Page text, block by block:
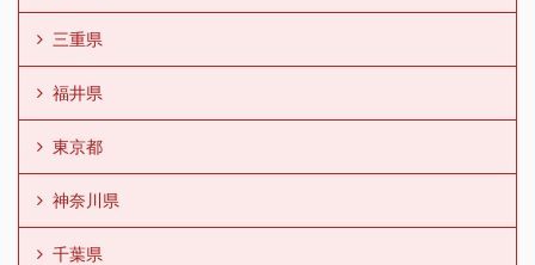
三重県
福井県
東京都
神奈川県
千葉県